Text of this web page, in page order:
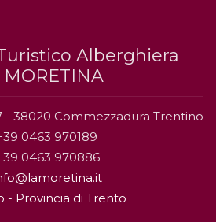
Alberghiera
MORETINA
- 38020 Commezzadura Trentino
0463 970189
0463 970886
- Provincia di Trento